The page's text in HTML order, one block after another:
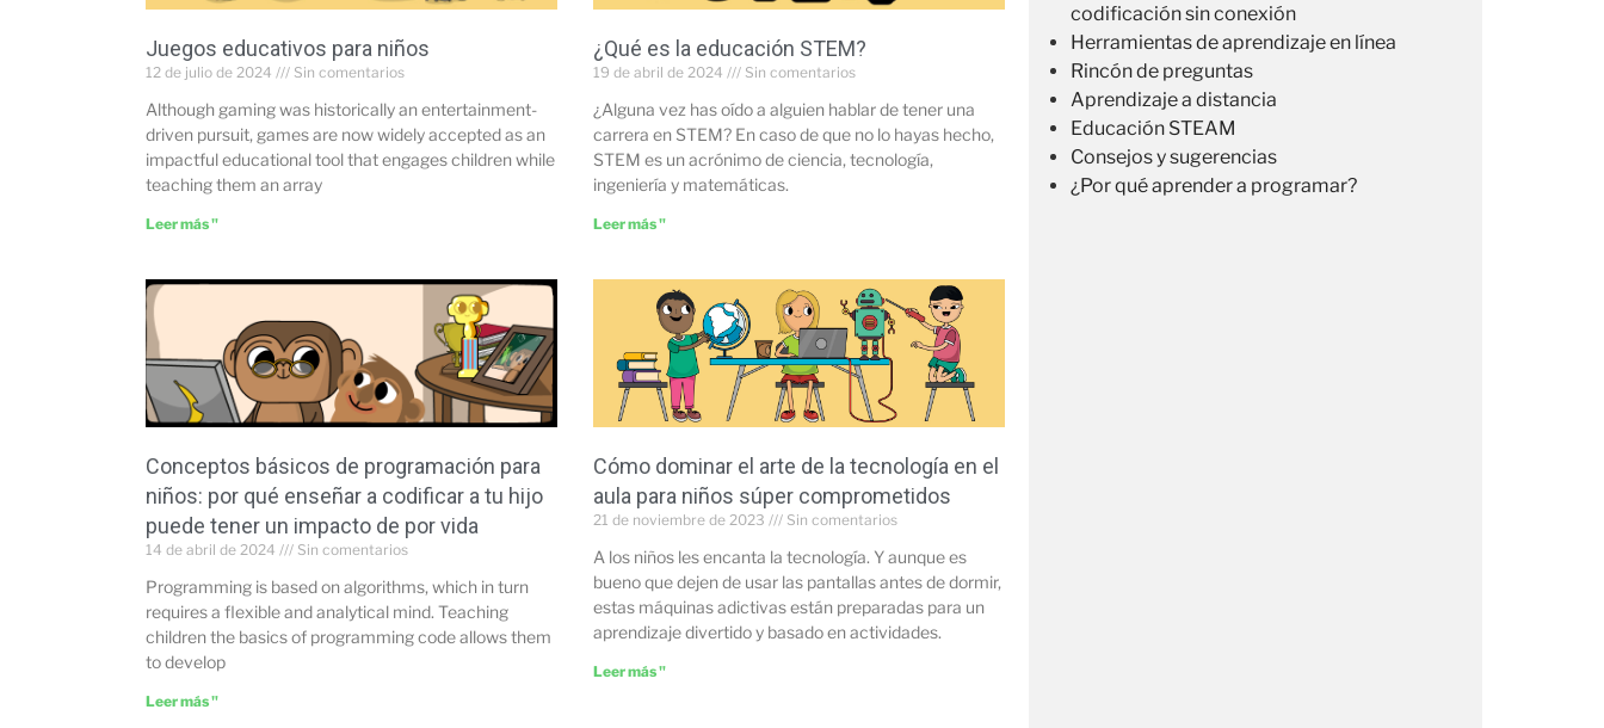
Juegos educativos para niños
12 de julio de 2024 Sin comentarios
Although gaming was historically an entertainment-
driven pursuit, games are now widely accepted as an
impactful educational tool that engages children while
teaching them an array
Leer más "
¿Qué es la educación STEM?
19 de abril de 2024 Sin comentarios
¿Alguna vez has oído a alguien hablar de tener una
carrera en STEM? En caso de que no lo hayas hecho,
STEM es un acrónimo de ciencia, tecnología,
ingeniería y matemáticas.
Leer más "
Conceptos básicos de programación para
niños: por qué enseñar a codificar a tu hijo
puede tener un impacto de por vida
14 de abril de 2024 Sin comentarios
Programming is based on algorithms, which in turn
requires a flexible and analytical mind. Teaching
children the basics of programming code allows them
to develop
Leer más "
Cómo dominar el arte de la tecnología en el
aula para niños súper comprometidos
21 de noviembre de 2023 Sin comentarios
A los niños les encanta la tecnología. Y aunque es
bueno que dejen de usar las pantallas antes de dormir,
estas máquinas adictivas están preparadas para un
aprendizaje divertido y basado en actividades.
Leer más "
codificación sin conexión
Herramientas de aprendizaje en línea
Rincón de preguntas
Aprendizaje a distancia
Educación STEAM
Consejos y sugerencias
¿Por qué aprender a programar?